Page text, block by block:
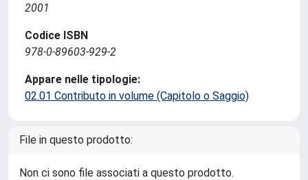
2001
Codice ISBN
978-0-89603-929-2
Appare nelle tipologie:
02.01 Contributo in volume (Capitolo o Saggio)
File in questo prodotto:
Non ci sono file associati a questo prodotto.